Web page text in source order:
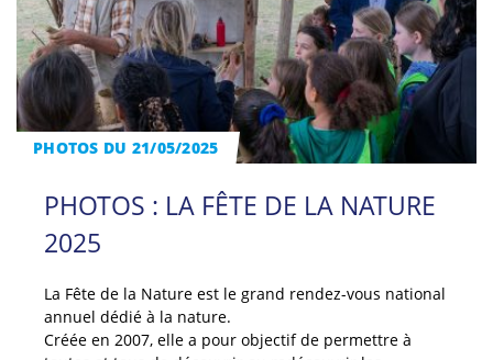
PHOTOS DU 21/05/2025
PHOTOS : LA FÊTE DE LA NATURE
2025
La Fête de la Nature est le grand rendez-vous national
annuel dédié à la nature.
Créée en 2007, elle a pour objectif de permettre à